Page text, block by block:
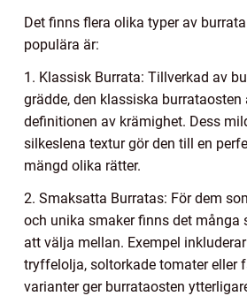
Det finns flera olika typer av
populära är:
1. Klassisk Burrata: Tillverkad av
grädde, den klassiska burrataosten
definitionen av krämighet. Dess
silkeslena textur gör den till en
mängd olika rätter.
2. Smaksatta Burratas: För dem
och unika smaker finns det många
att välja mellan. Exempel
tryffelolja, soltorkade tomater eller
varianter ger burrataosten